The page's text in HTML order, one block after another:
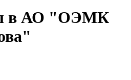
в АО "ОЭМК